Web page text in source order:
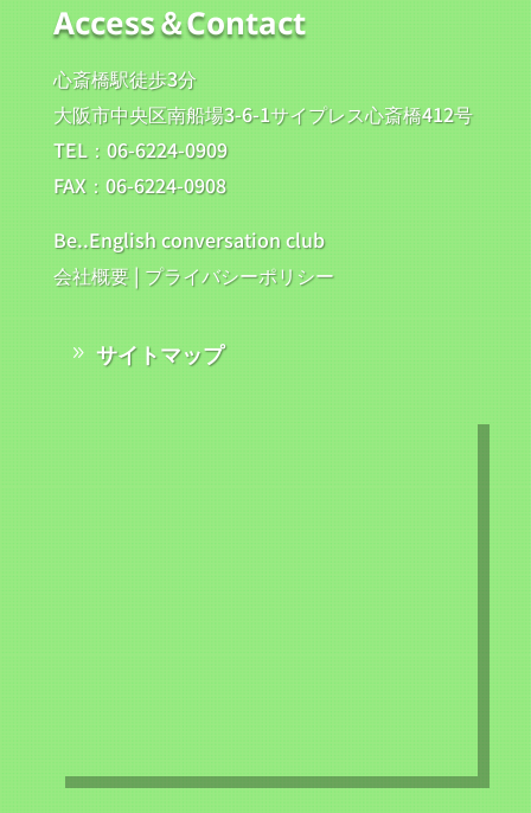
Access＆Contact
心斎橋駅徒歩3分
大阪市中央区南船場3-6-1サイプレス心斎橋412号
TEL：06-6224-0909
FAX：06-6224-0908
Be..English conversation club
会社概要| プライバシーポリシー
サイトマップ